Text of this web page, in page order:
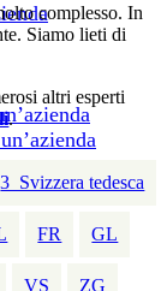
complesso. In
Siamo lieti di
altri esperti
.
3_Svizzera tedesca
FR GL
VS ZG